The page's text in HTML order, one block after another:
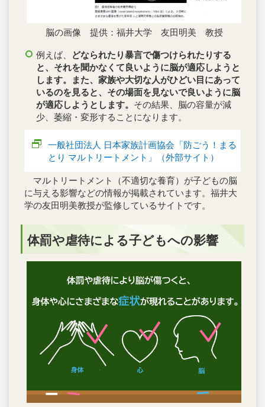
脳の画像 提供：福井大学 友田明美 教授
例えば、
どなられたり暴言で傷つけられたりする
と、それを聞かなくて良いように脳が適応しようと
します。また、家族や大切な人がひどい目にあって
いるのを見ると、その場面を見ないで良いように脳
が適応しようとします。 その結果、脳の容量が減
少、萎縮・変形することになります。
一般社団法人 日本家族計画協会「防ごう！まる
とり マルトリートメント」（外部サイト）
マルトリートメント（不適切な養育）が子どもの脳
に与える影響などの情報が掲載されています。福井大
学の友田明美教授が監修しているサイトです。
体罰や虐待による子どもへの影響